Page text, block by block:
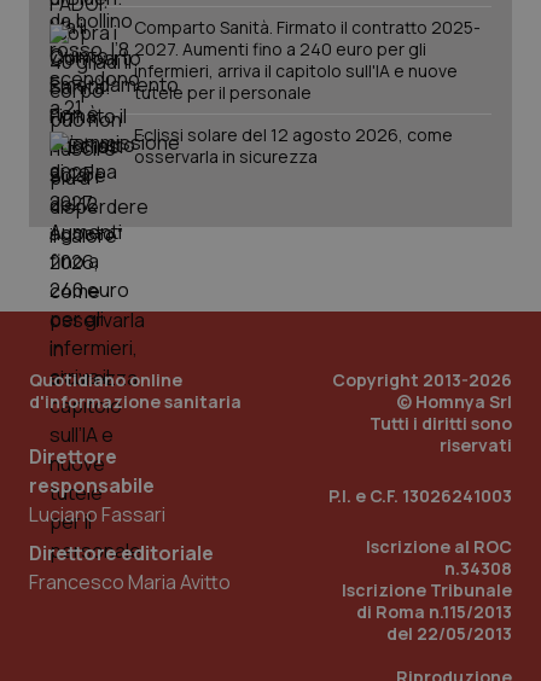
Comparto Sanità. Firmato il contratto 2025-
2027. Aumenti fino a 240 euro per gli
infermieri, arriva il capitolo sull'IA e nuove
tutele per il personale
Eclissi solare del 12 agosto 2026, come
osservarla in sicurezza
Quotidiano online
d'informazione sanitaria
Direttore
responsabile
Luciano Fassari
Direttore editoriale
Francesco Maria Avitto
Copyright 2013-2026
© Homnya Srl
Tutti i diritti sono
riservati
P.I. e C.F. 13026241003
Iscrizione al ROC
n.34308
Iscrizione Tribunale
di Roma n.115/2013
del 22/05/2013
_ga_KM60CM4NPH
Scadenza
_ga_0VMQEQKQ1N
viene
Analytics
per
lo stato
della
sessione.
Scadenza
VISITOR_INFO1_LIVE
Google LLC
.youtube.com
settimane